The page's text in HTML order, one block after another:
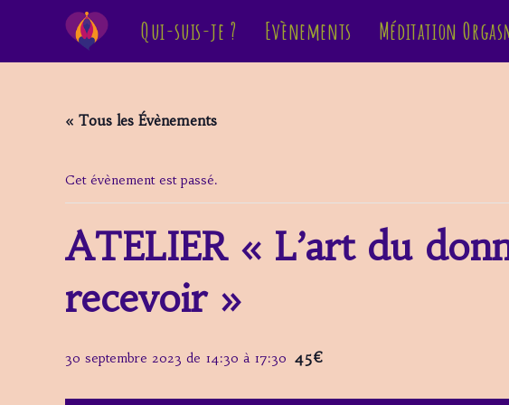
Qui-suis-je ? Evènements Méditation
« Tous les Évènements
Cet évènement est passé.
ATELIER « L’art du
recevoir »
30 septembre 2023 de 14:30 à 17:30 45€